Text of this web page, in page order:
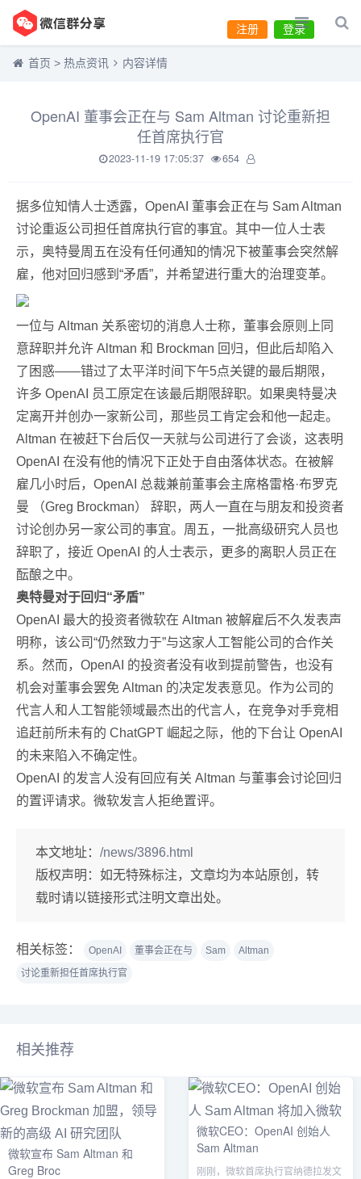
登录
注册
首页 > 热点资讯 内容详情
OpenAI 董事会正在与 Sam Altman 讨论重新担
任首席执行官
2023-11-19 17:05:37 654
据多位知情人士透露，OpenAI 董事会正在与 Sam Altman
讨论重返公司担任首席执行官的事宜。其中一位人士表
示，奥特曼周五在没有任何通知的情况下被董事会突然解
雇，他对回归感到“矛盾”，并希望进行重大的治理变革。
一位与 Altman 关系密切的消息人士称，董事会原则上同
意辞职并允许 Altman 和 Brockman 回归，但此后却陷入
了困惑——错过了太平洋时间下午5点关键的最后期限，
许多 OpenAI 员工原定在该最后期限辞职。如果奥特曼决
定离开并创办一家新公司，那些员工肯定会和他一起走。
Altman 在被赶下台后仅一天就与公司进行了会谈，这表明
OpenAI 在没有他的情况下正处于自由落体状态。在被解
雇几小时后，OpenAI 总裁兼前董事会主席格雷格·布罗克
曼 （Greg Brockman） 辞职，两人一直在与朋友和投资者
讨论创办另一家公司的事宜。周五，一批高级研究人员也
辞职了，接近 OpenAI 的人士表示，更多的离职人员正在
酝酿之中。
奥特曼对于回归“矛盾”
OpenAI 最大的投资者微软在 Altman 被解雇后不久发表声
明称，该公司“仍然致力于”与这家人工智能公司的合作关
系。然而，OpenAI 的投资者没有收到提前警告，也没有
机会对董事会罢免 Altman 的决定发表意见。作为公司的
代言人和人工智能领域最杰出的代言人，在竞争对手竞相
追赶前所未有的 ChatGPT 崛起之际，他的下台让 OpenAI
的未来陷入不确定性。
OpenAI 的发言人没有回应有关 Altman 与董事会讨论回归
的置评请求。微软发言人拒绝置评。
本文地址： /news/3896.html
版权声明： 如无特殊标注，文章均为本站原创，转
载时请以链接形式注明文章出处。
相关标签： OpenAI 董事会正在与 Sam
Altman
讨论重新担任首席执行官
相关推荐
微软宣布 Sam Altman 和
Greg Broc
微软CEO：OpenAI 创始人
Sam Altman
刚刚，微软首席执行官纳德拉发文